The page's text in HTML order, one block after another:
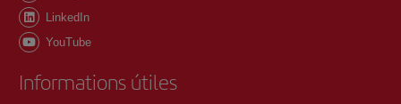
LinkedIn
YouTube
Informations útiles